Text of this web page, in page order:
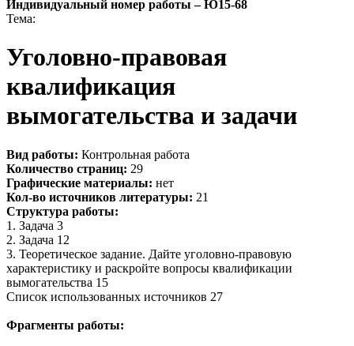
Индивидуальный номер работы –Ю15-68
Тема:
Уголовно-правовая
квалификация
вымогательства и задачи
Вид работы: Контрольная работа
Количество страниц: 29
Графические материалы: нет
Кол-во источников литературы: 21
Структура работы:
1. Задача 3
2. Задача 12
3. Теоретическое задание. Дайте уголовно-правовую
характеристику и раскройте вопросы квалификации
вымогательства 15
Список использованных источников 27
Фрагменты работы: